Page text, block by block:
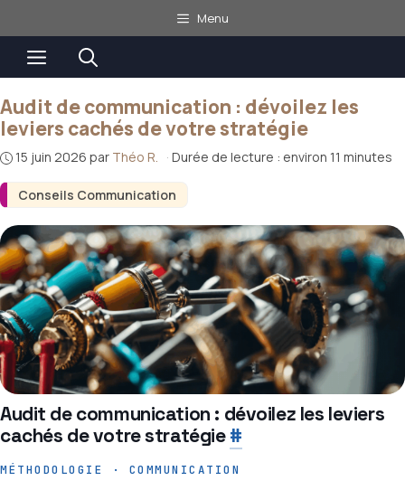
au
contenu
Menu
Menu
Conseils Communication
Audit de communication : dévoilez les
leviers cachés de votre stratégie
15 juin 2026 par Théo R. · Durée de lecture : environ 11 minutes
Audit de communication : dévoilez les leviers
cachés de votre stratégie#
MÉTHODOLOGIE · COMMUNICATION